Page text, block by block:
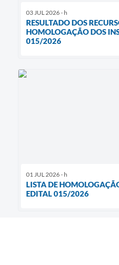
03 JUL 2026 - h
RESULTADO DOS
HOMOLOGAÇÃO DOS
015/2026
01 JUL 2026 - h
LISTA DE
EDITAL 015/2026